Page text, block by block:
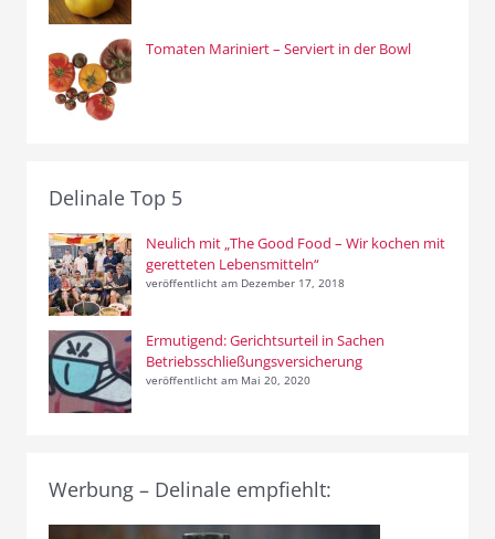
Tomaten Mariniert – Serviert in der Bowl
Delinale Top 5
Neulich mit „The Good Food – Wir kochen mit
geretteten Lebensmitteln“
veröffentlicht am Dezember 17, 2018
Ermutigend: Gerichtsurteil in Sachen
Betriebsschließungsversicherung
veröffentlicht am Mai 20, 2020
Werbung – Delinale empfiehlt: